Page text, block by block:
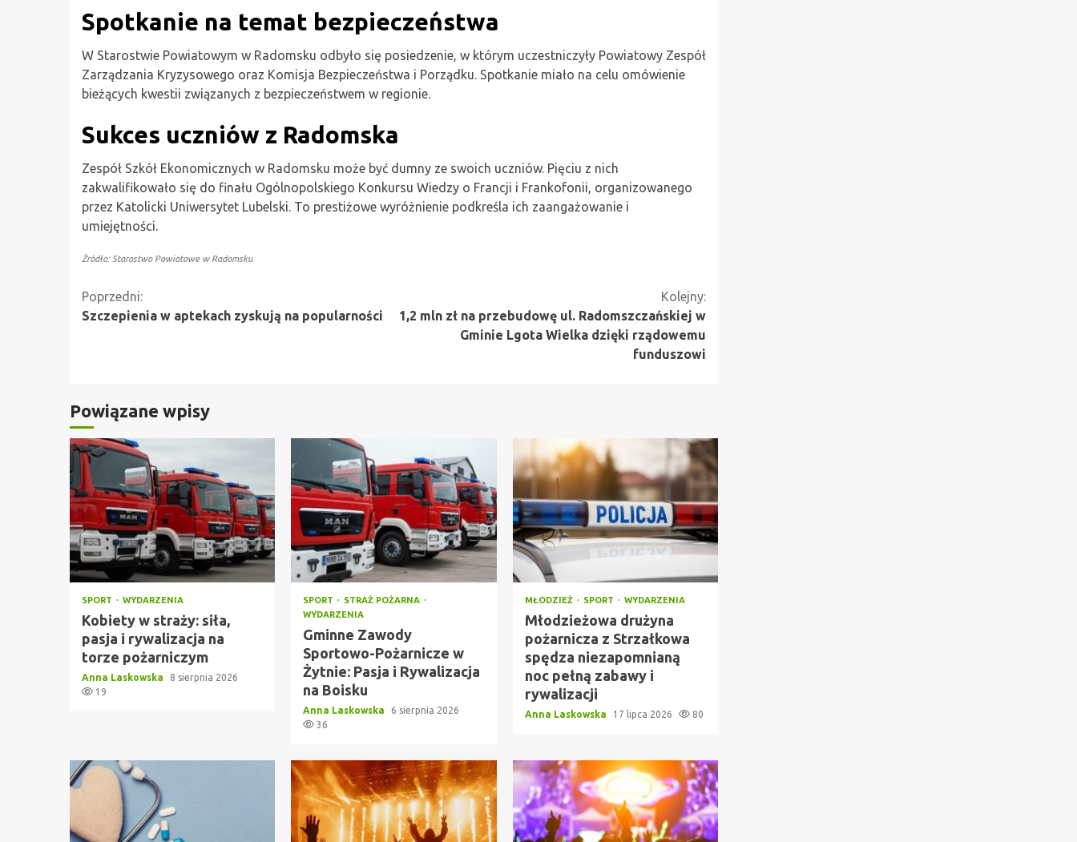
Spotkanie na temat bezpieczeństwa
W Starostwie Powiatowym w Radomsku odbyło się posiedzenie, w którym uczestniczyły Powiatowy Zespół
Zarządzania Kryzysowego oraz Komisja Bezpieczeństwa i Porządku. Spotkanie miało na celu omówienie
bieżących kwestii związanych z bezpieczeństwem w regionie.
Sukces uczniów z Radomska
Zespół Szkół Ekonomicznych w Radomsku może być dumny ze swoich uczniów. Pięciu z nich
zakwalifikowało się do finału Ogólnopolskiego Konkursu Wiedzy o Francji i Frankofonii, organizowanego
przez Katolicki Uniwersytet Lubelski. To prestiżowe wyróżnienie podkreśla ich zaangażowanie i
umiejętności.
Źródło: Starostwo Powiatowe w Radomsku
Kontynuuj
Poprzedni:
Szczepienia w aptekach zyskują na popularności
Kolejny:
1,2 mln zł na przebudowę ul. Radomszczańskiej w
Gminie Lgota Wielka dzięki rządowemu
funduszowi
Powiązane wpisy
SPORT WYDARZENIA
Kobiety w straży: siła,
pasja i rywalizacja na
torze pożarniczym
Anna Laskowska
8 sierpnia 2026
19
SPORT
STRAŻ POŻARNA
WYDARZENIA
Gminne Zawody
Sportowo-Pożarnicze w
Żytnie: Pasja i Rywalizacja
na Boisku
Anna Laskowska
6 sierpnia 2026
36
MŁODZIEŻ SPORT WYDARZENIA
Młodzieżowa drużyna
pożarnicza z Strzałkowa
spędza niezapomnianą
noc pełną zabawy i
rywalizacji
Anna Laskowska 17 lipca 2026 80